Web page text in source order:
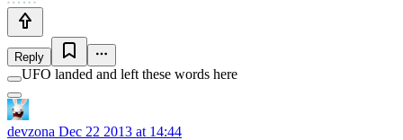
Reply
UFO landed and left these words here
devzona Dec 22 2013 at 14:44